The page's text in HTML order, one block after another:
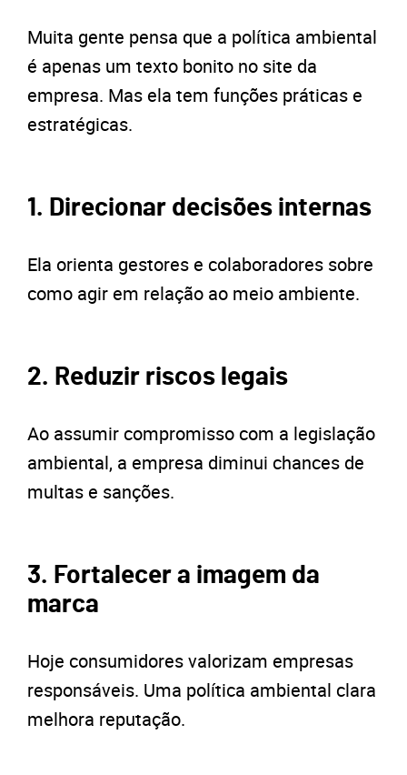
Muita gente pensa que a política ambiental
é apenas um texto bonito no site da
empresa. Mas ela tem funções práticas e
estratégicas.
1. Direcionar decisões internas
Ela orienta gestores e colaboradores sobre
como agir em relação ao meio ambiente.
2. Reduzir riscos legais
Ao assumir compromisso com a legislação
ambiental, a empresa diminui chances de
multas e sanções.
3. Fortalecer a imagem da
marca
Hoje consumidores valorizam empresas
responsáveis. Uma política ambiental clara
melhora reputação.